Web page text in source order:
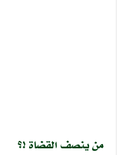
من ينصف القضاة !؟